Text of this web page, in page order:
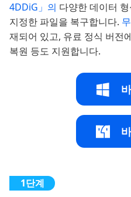
4DDiG」의 다양한 데이터
지정한 파일을 복구합니다.
재되어 있고, 유료 정식 버전
복원 등도 지원합니다.